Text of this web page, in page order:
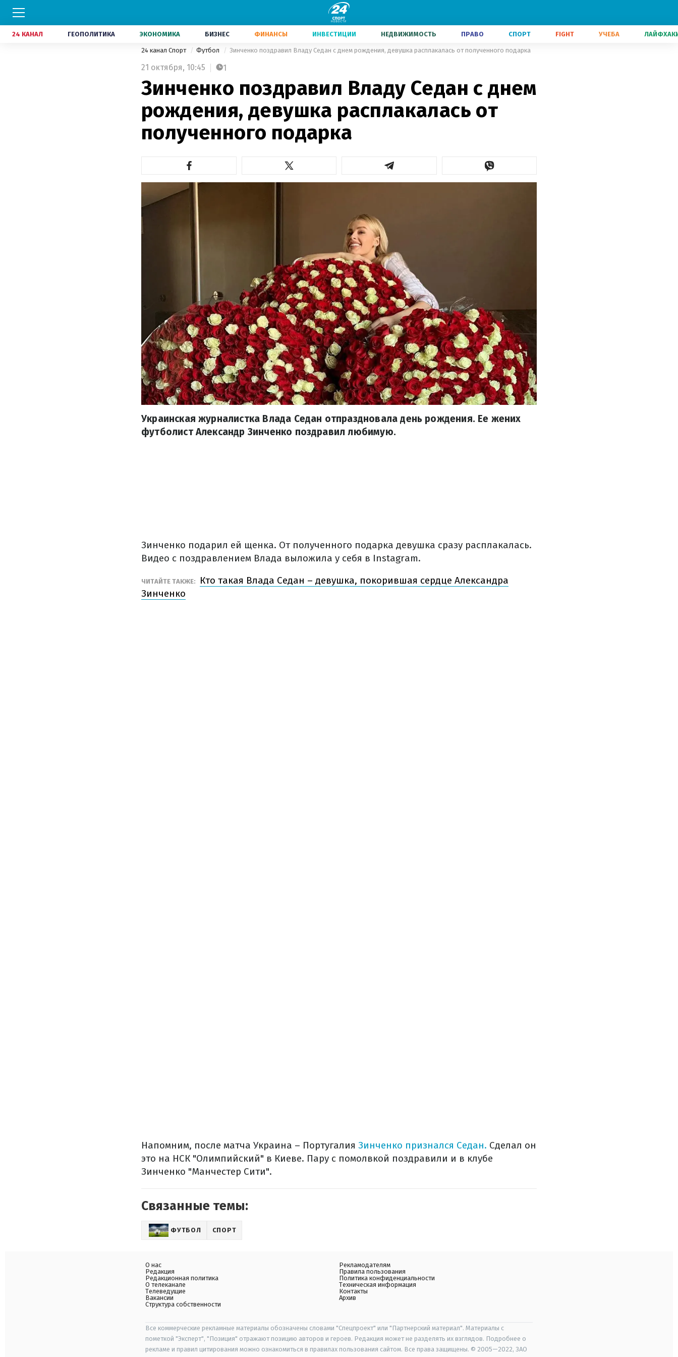
24 КАНАЛ ГЕОПОЛИТИКА ЭКОНОМИКА БИЗНЕС ФИНАНСЫ ИНВЕСТИЦИИ НЕДВИЖИМОСТЬ ПРАВО СПОРТ FIGHT УЧЕБА
24 канал Спорт Футбол Зинченко поздравил Владу Седан с днем рождения, девушка расплакалась от полученного подарка
21 октября, 10:45 1
Зинченко поздравил Владу Седан с днем
рождения, девушка расплакалась от
полученного подарка
Украинская журналистка Влада Седан отпраздновала день рождения. Ее жених
футболист Александр Зинченко поздравил любимую.
Зинченко подарил ей щенка. От полученного подарка девушка сразу расплакалась.
Видео с поздравлением Влада выложила у себя в Instagram.
ЧИТАЙТЕ ТАКЖЕ:
Кто такая Влада Седан – девушка, покорившая сердце Александра
Зинченко
Напомним, после матча Украина – Португалия Зинченко признался Седан. Сделал он
это на НСК "Олимпийский" в Киеве. Пару с помолвкой поздравили и в клубе
Зинченко "Манчестер Сити".
Связанные темы:
ФУТБОЛ СПОРТ
О нас
Редакция
Редакционная политика
О телеканале
Телеведущие
Вакансии
Структура собственности
Рекламодателям
Правила пользования
Политика конфиденциальности
Техническая информация
Контакты
Архив
Все коммерческие рекламные материалы обозначены словами "Спецпроект" или "Партнерский материал". Материалы с
пометкой "Эксперт", "Позиция" отражают позицию авторов и героев. Редакция может не разделять их взглядов. Подробнее о
рекламе и правил цитирования можно ознакомиться в правилах пользования сайтом. Все права защищены. © 2005—2022, ЗАО